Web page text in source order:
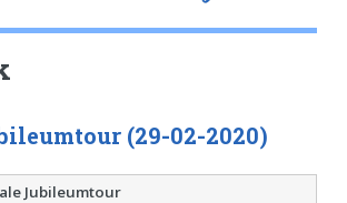
(29-02-2020)
Jubileumtour